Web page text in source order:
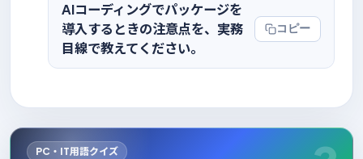
AIコーディングでパッケージを
導入するときの注意点を、実務
目線で教えてください。
コピー
PC・IT用語クイズ